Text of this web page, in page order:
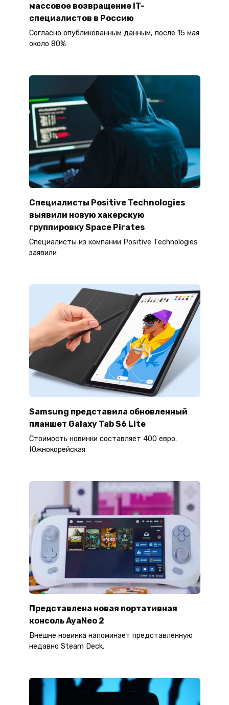
массовое возвращение IT-
специалистов в Россию
Согласно опубликованным данным, после 15 мая
около 80%
Специалисты Positive Technologies
выявили новую хакерскую
группировку Space Pirates
Специалисты из компании Positive Technologies
заявили
Samsung представила обновленный
планшет Galaxy Tab S6 Lite
Стоимость новинки составляет 400 евро.
Южнокорейская
Представлена новая портативная
консоль AyaNeo 2
Внешне новинка напоминает представленную
недавно Steam Deck.